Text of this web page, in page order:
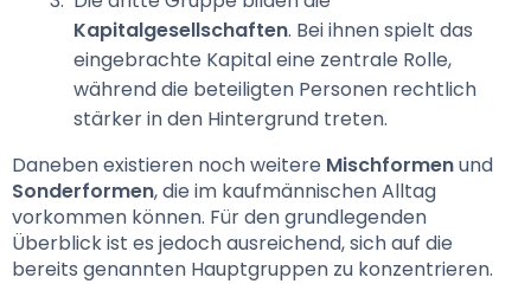
Kapitalgesellschaften. Bei ihnen spielt das
eingebrachte Kapital eine zentrale Rolle,
während die beteiligten Personen rechtlich
stärker in den Hintergrund treten.
Daneben existieren noch weitere Mischformen
Sonderformen, die im kaufmännischen Alltag
vorkommen können. Für den grundlegenden
Überblick ist es jedoch ausreichend, sich auf die
bereits genannten Hauptgruppen zu konzentrieren.